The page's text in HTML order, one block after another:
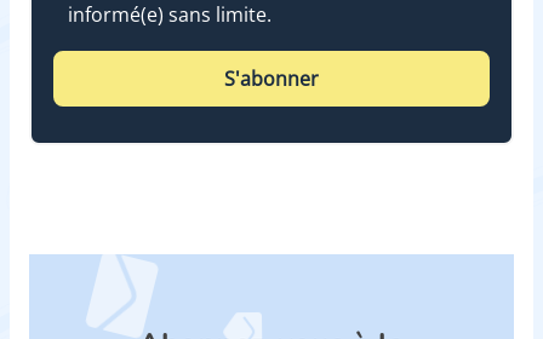
informé(e) sans limite.
S'abonner